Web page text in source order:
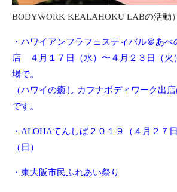
BODYWORK KEALAHOKU LABの活動）
・ハワイアンフラフェスティバル＠あ
店 ４月１７日（水）〜４月２３日（火
場で。
（ハワイの癒し カフナボディワーク出
です。
・ALOHAてんしば２０１９（４月２７
（日）
・東大阪市民ふれあい祭り